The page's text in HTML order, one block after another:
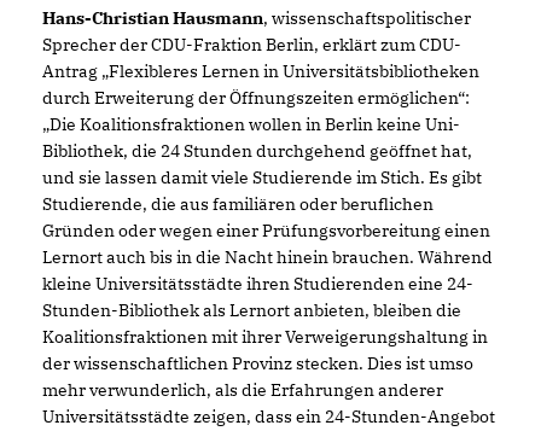
Hans-Christian Hausmann, wissenschaftspolitischer
Sprecher der CDU-Fraktion Berlin, erklärt zum CDU-
Antrag „Flexibleres Lernen in Universitätsbibliotheken
durch Erweiterung der Öffnungszeiten ermöglichen“:
Die Koalitionsfraktionen wollen in Berlin keine Uni-
Bibliothek, die 24 Stunden durchgehend geöffnet hat,
und sie lassen damit viele Studierende im Stich. Es gibt
Studierende, die aus familiären oder beruflichen
Gründen oder wegen einer Prüfungsvorbereitung einen
Lernort auch bis in die Nacht hinein brauchen. Während
kleine Universitätsstädte ihren Studierenden eine 24-
Stunden-Bibliothek als Lernort anbieten, bleiben die
Koalitionsfraktionen mit ihrer Verweigerungshaltung in
der wissenschaftlichen Provinz stecken. Dies ist umso
mehr verwunderlich, als die Erfahrungen anderer
Universitätsstädte zeigen, dass ein 24-Stunden-Angebot